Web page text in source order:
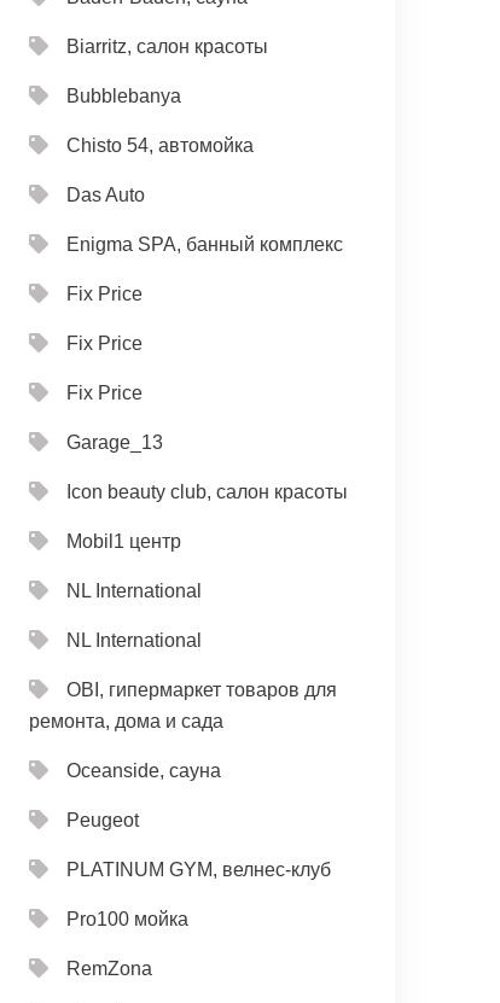
Biarritz, салон красоты
Bubblebanya
Chisto 54, автомойка
Das Auto
Enigma SPA, банный комплекс
Fix Price
Fix Price
Fix Price
Garage_13
Icon beauty club, салон красоты
Mobil1 центр
NL International
NL International
OBI, гипермаркет товаров для
ремонта, дома и сада
Oceanside, сауна
Peugeot
PLATINUM GYM, велнес-клуб
Pro100 мойка
RemZona